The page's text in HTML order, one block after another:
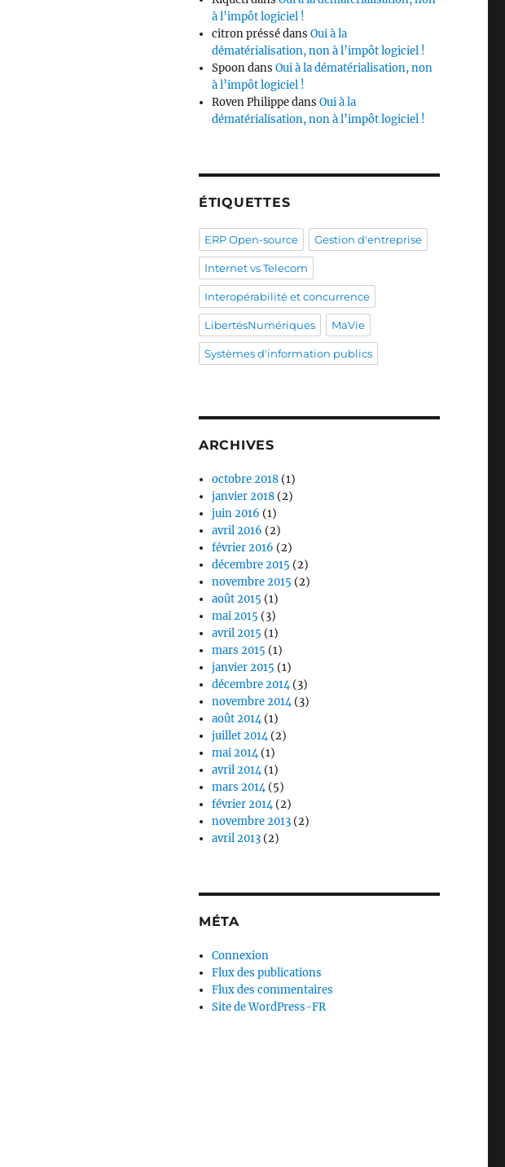
à l’impôt logiciel !
citron préssédansOui à la
dématérialisation, non à l’impôt logiciel !
SpoondansOui à la dématérialisation, non
à l’impôt logiciel !
Roven PhilippedansOui à la
dématérialisation, non à l’impôt logiciel !
ÉTIQUETTES
ERP Open-source Gestion d'entreprise
Internet vs Telecom
Interopérabilité et concurrence
LibertésNumériques MaVie
Systèmes d'information publics
ARCHIVES
octobre 2018 (1)
janvier 2018 (2)
juin 2016 (1)
avril 2016 (2)
février 2016 (2)
décembre 2015 (2)
novembre 2015 (2)
août 2015 (1)
mai 2015 (3)
avril 2015 (1)
mars 2015 (1)
janvier 2015 (1)
décembre 2014(3)
novembre 2014(3)
août 2014(1)
juillet 2014(2)
mai 2014(1)
avril 2014(1)
mars 2014(5)
février 2014(2)
novembre 2013 (2)
avril 2013 (2)
MÉTA
Connexion
Flux des publications
Flux des commentaires
Site de WordPress-FR